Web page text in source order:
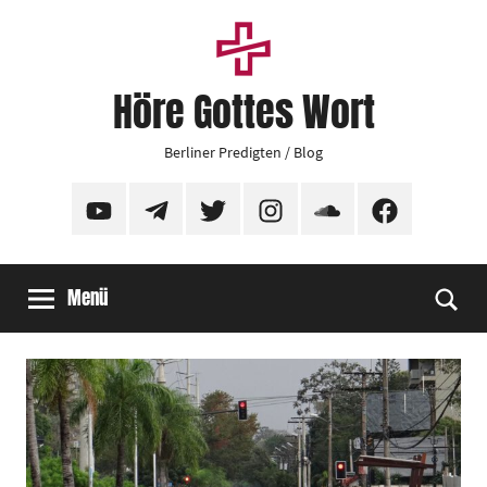
Höre Gottes Wort
Berliner Predigten / Blog
YouTubeTelegramTwitter InstagramSoundCloudFacebook
Menü